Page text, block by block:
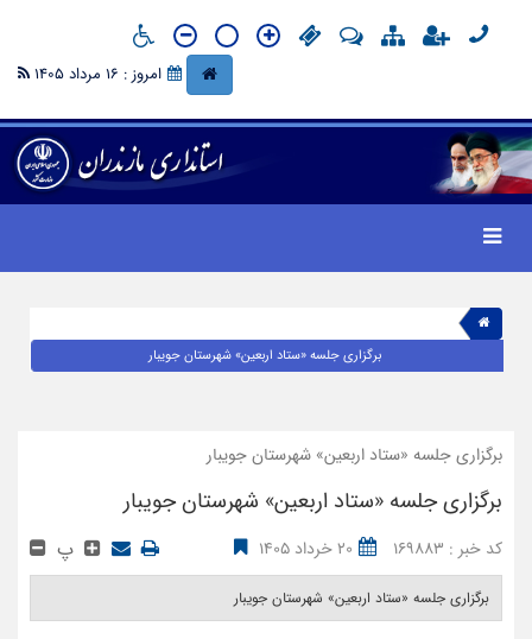
امروز : 16 مرداد 1405
برگزاری جلسه «ستاد اربعین» شهرستان جویبار
برگزاری جلسه «ستاد اربعین» شهرستان جویبار
برگزاری جلسه «ستاد اربعین» شهرستان جویبار
کد خبر : 169883 20 خرداد 1405 پ
برگزاری جلسه «ستاد اربعین» شهرستان جویبار ‎